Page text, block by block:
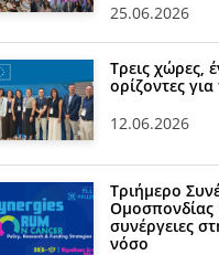
25.06.2026
Τρεις χώρες,
ορίζοντες
12.06.2026
Τριήμερο
Ομοσπονδίας
συνέργειες
νόσο